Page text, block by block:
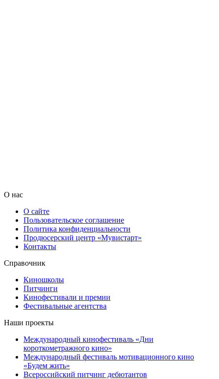
О нас
О сайте
Пользовательское соглашение
Политика конфиденциальности
Продюсерский центр «Мувистарт»
Контакты
Справочник
Киношколы
Питчинги
Кинофестивали и премии
Фестивальные агентства
Наши проекты
Международный кинофестиваль «Дни
короткометражного кино»
Международный фестиваль мотивационного кино
«Будем жить»
Всероссийский питчинг дебютантов